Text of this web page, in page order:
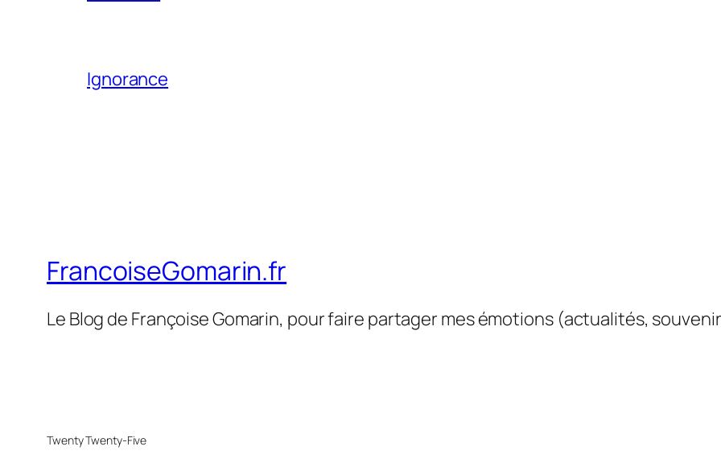
Ignorance
FrancoiseGomarin.fr
Le Blog de Françoise Gomarin, pour faire partager mes émotions (actualités,
Twenty Twenty-Five